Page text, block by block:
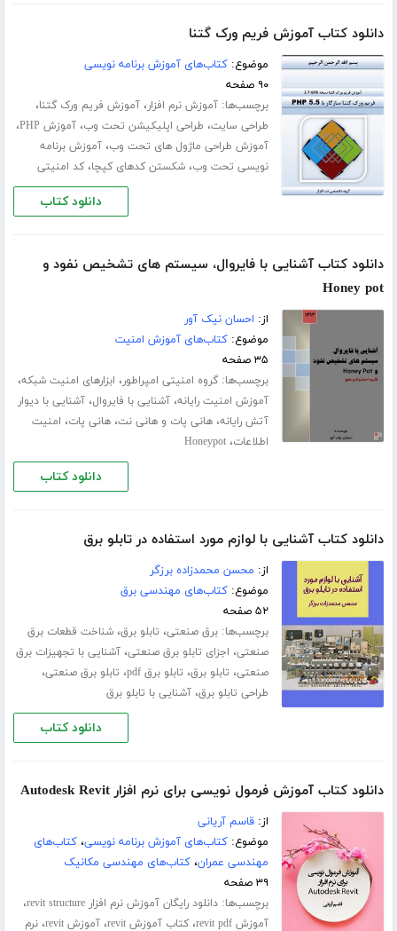
دانلود کتاب آموزش فریم ورک گتنا‎
موضوع:کتاب‌های آموزش برنامه نویسی
۹۰ صفحه
برچسب‌ها:آموزش نرم افزار،آموزش فریم ورک گتنا‎،
طراحی سایت، طراحی اپلیکیشن تحت وب،آموزش PHP ،
آموزش طراحی ماژول های تحت وب،آموزش برنامه
نویسی تحت وب،شکستن کدهای کپچا،کد امنیتی
دانلود کتاب
دانلود کتاب آشنایی با فایروال، سیستم های تشخیص نفود و
Honey pot
از: احسان نیک آور
موضوع:کتاب‌های آموزش امنیت
۳۵ صفحه
برچسب‌ها:گروه امنیتی امپراطور، ابزارهای امنیت شبکه،
آموزش امنیت رایانه،آشنایی با فایروال،آشنایی با دیوار
آتش رایانه،هانی پات و هانی نت،هانی پات، امنیت
اطلاعات،Honeypot
دانلود کتاب
دانلود کتاب آشنایی با لوازم مورد استفاده در تابلو برق
از: محسن محمدزاده برزگر
موضوع:کتاب‌های مهندسی برق
۵۲ صفحه
برچسب‌ها:برق صنعتی، تابلو برق،شناخت قطعات برق
صنعتی، اجزای تابلو برق صنعتی،آشنایی با تجهیزات برق
صنعتی، تابلو برق، تابلو برق pdf ، تابلو برق صنعتی،
طراحی تابلو برق،آشنایی با تابلو برق
دانلود کتاب
دانلود کتاب آموزش فرمول نویسی برای نرم افزار Autodesk Revit
از:قاسم آریانی
موضوع:کتاب‌های آموزش برنامه نویسی،کتاب‌های
مهندسی عمران،کتاب‌های مهندسی مکانیک
۳۹ صفحه
برچسب‌ها:دانلود رایگان آموزش نرم افزار revit structure ،
آموزش revit pdf ،کتاب آموزش revit ،آموزش revit ،نرم